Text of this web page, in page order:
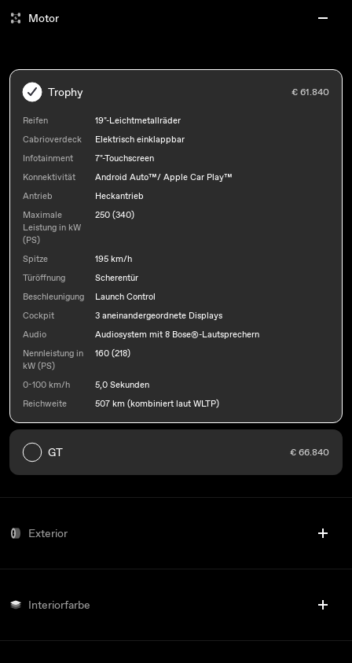
Motor
Trophy € 61.840
Reifen
19"-Leichtmetallräder
Cabrioverdeck
Elektrisch einklappbar
Infotainment
7"-Touchscreen
Konnektivität
Android Auto™/ Apple Car Play™
Antrieb
Heckantrieb
Maximale
Leistung in kW
(PS)
250 (340)
Spitze
195 km/h
Türöffnung
Scherentür
Beschleunigung
Launch Control
Cockpit
3 aneinandergeordnete Displays
Audio
Audiosystem mit 8 Bose®-Lautsprechern
Nennleistung in
kW (PS)
160 (218)
0-100 km/h
5,0 Sekunden
Reichweite
507 km (kombiniert laut WLTP)
GT € 66.840
Exterior
Interiorfarbe